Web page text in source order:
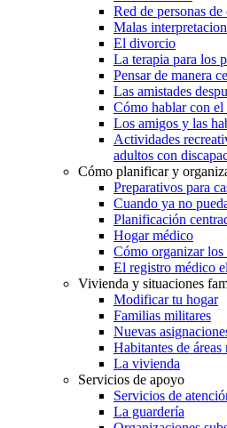
Red de personas
Malas
El divorcio
La terapia para los
Pensar de manera
Las amistades
Cómo hablar con
Los amigos y las
Actividades
adultos con
Cómo planificar y
Preparativos para
Cuando ya no
Planificación
Hogar médico
Cómo organizar los
El registro médico
Vivienda y situaciones
Modificar tu hogar
Familias militares
Nuevas
Habitantes de áreas
La vivienda
Servicios de apoyo
Servicios de
La guardería